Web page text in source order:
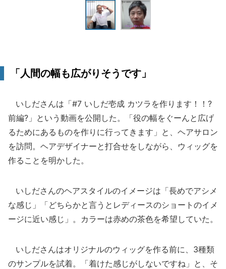
「人間の幅も広がりそうです」
いしださんは「#7 いしだ壱成 カツラを作ります！！?
前編?」という動画を公開した。「役の幅をぐーんと広げ
るためにあるものを作りに行ってきます」と、ヘアサロン
を訪問。ヘアデザイナーと打合せをしながら、ウィッグを
作ることを明かした。
いしださんのヘアスタイルのイメージは「長めでアシメ
な感じ」「どちらかと言うとレディースのショートのイメ
ージに近い感じ」。カラーは赤めの茶色を希望していた。
いしださんはオリジナルのウィッグを作る前に、3種類
のサンプルを試着。「着けた感じがしないですね」と、そ